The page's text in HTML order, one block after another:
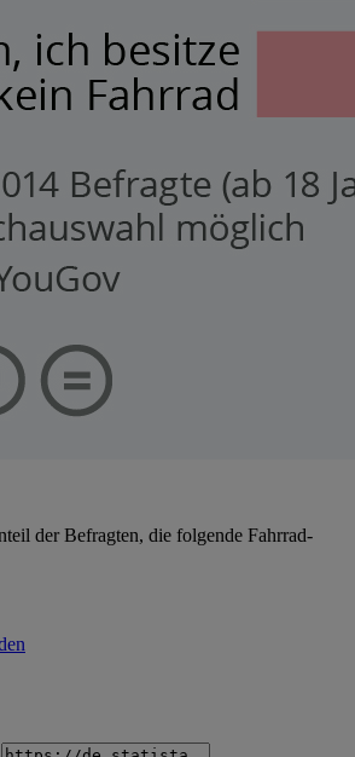
der Befragten, die folgende Fahrrad-